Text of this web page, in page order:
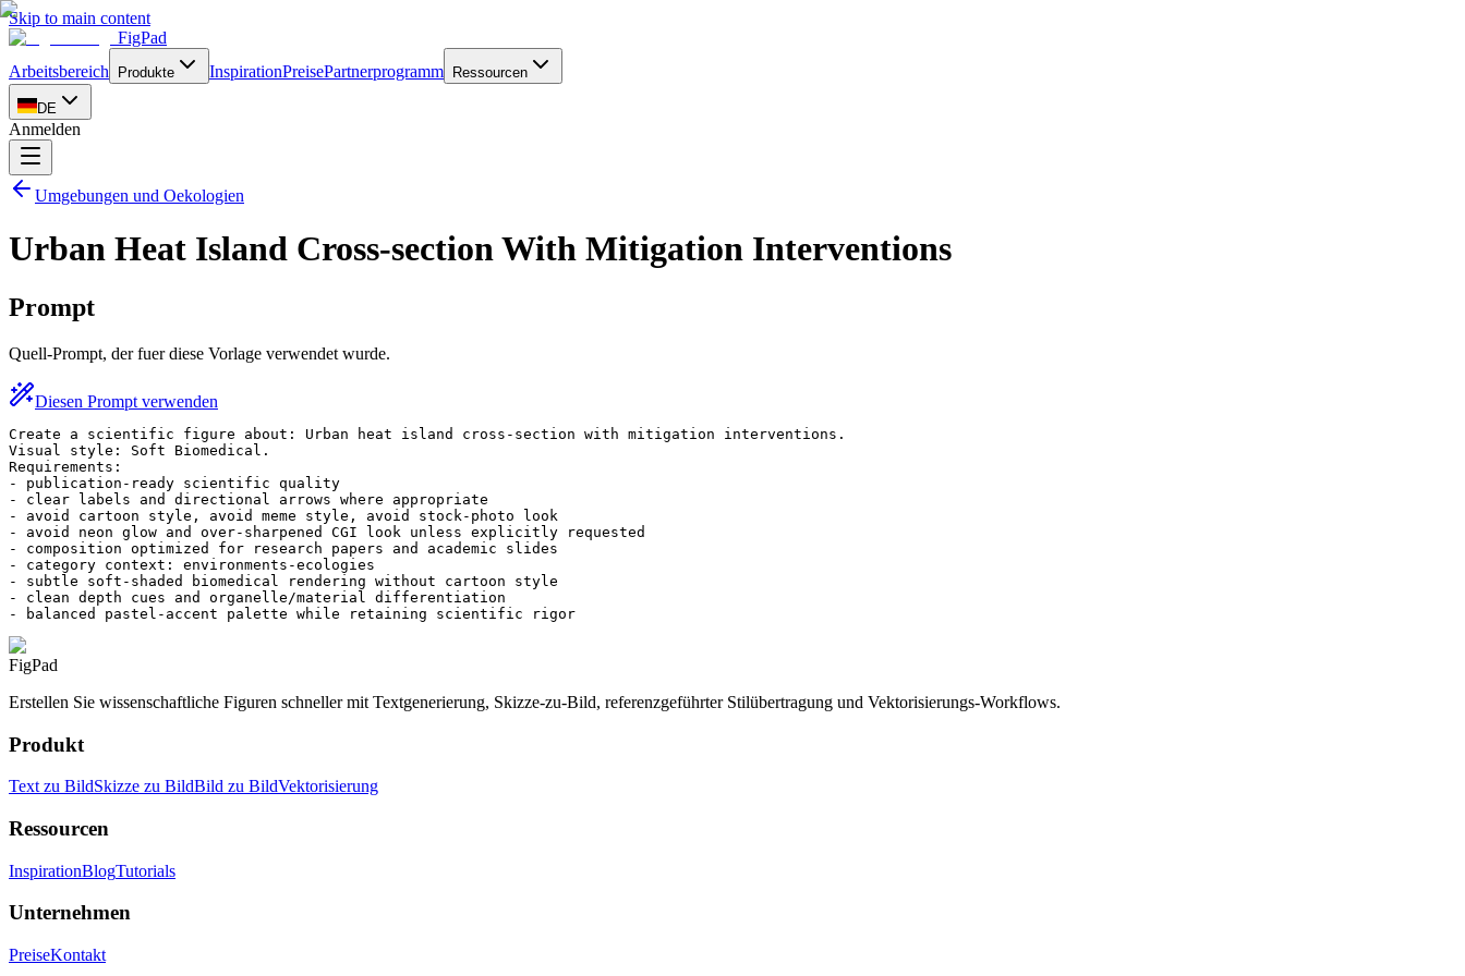
Skip to main content
FigPad
Arbeitsbereich
Produkte InspirationPreisePartnerprogramm Ressourcen
DE
Anmelden
Umgebungen und Oekologien
Urban Heat Island Cross-section With Mitigation Interventions
Prompt
Quell-Prompt, der fuer diese Vorlage verwendet wurde.
Diesen Prompt verwenden
Create a scientific figure about: Urban heat island cross-section with mitigation interventions.
Visual style: Soft Biomedical.
Requirements:
- publication-ready scientific quality
- clear labels and directional arrows where appropriate
- avoid cartoon style, avoid meme style, avoid stock-photo look
- avoid neon glow and over-sharpened CGI look unless explicitly requested
- composition optimized for research papers and academic slides
- category context: environments-ecologies
- subtle soft-shaded biomedical rendering without cartoon style
- clean depth cues and organelle/material differentiation
- balanced pastel-accent palette while retaining scientific rigor
FigPad
Erstellen Sie wissenschaftliche Figuren schneller mit Textgenerierung, Skizze-zu-Bild, referenzgeführter Stilübertragung und Vektorisierungs-Workflows.
Produkt
Text zu BildSkizze zu BildBild zu BildVektorisierung
Ressourcen
InspirationBlogTutorials
Unternehmen
PreiseKontakt